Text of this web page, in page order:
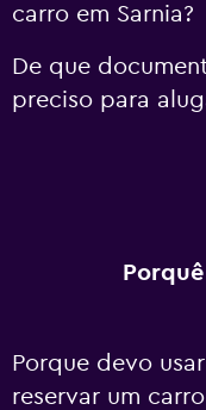
carro em Sarnia?
De que
preciso para
Porque devo
reservar um